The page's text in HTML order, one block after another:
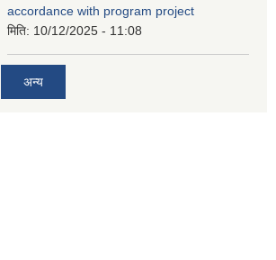
accordance with program project
मिति: 10/12/2025 - 11:08
अन्य